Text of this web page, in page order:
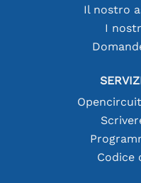
Il nostro
I
Codice